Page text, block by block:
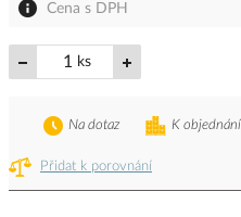
Cena s DPH
ks
Přidat k porovnání
K objednání
Na dotaz